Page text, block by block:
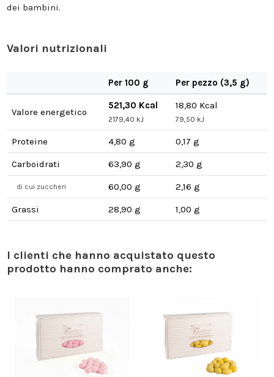
dei bambini.
Valori nutrizionali
Per 100 g Per pezzo (3,5 g)
Valore energetico
521,30 Kcal
2179,40 kJ
18,80 Kcal
79,50 kJ
Proteine 4,80 g 0,17 g
Carboidrati 63,90 g 2,30 g
di cui zuccheri 60,00 g 2,16 g
Grassi 28,90 g 1,00 g
I clienti che hanno acquistato questo
prodotto hanno comprato anche: